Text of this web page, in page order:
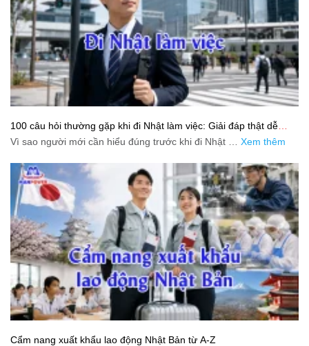
100 câu hỏi thường gặp khi đi Nhật làm việc: Giải đáp thật dễ
hiểu cho người mới bắt đầu
Vì sao người mới cần hiểu đúng trước khi đi Nhật … Xem thêm
Cẩm nang xuất khẩu lao động Nhật Bản từ A-Z